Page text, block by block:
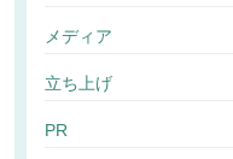
メディア
立ち上げ
PR